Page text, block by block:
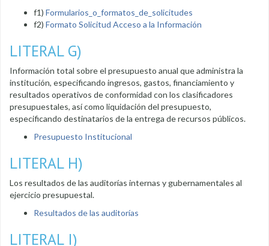
f1) Formularios_o_formatos_de_solicitudes
f2) Formato Solicitud Acceso a la Información
LITERAL G)
Información total sobre el presupuesto anual que administra la
institución, especificando ingresos, gastos, financiamiento y
resultados operativos de conformidad con los clasificadores
presupuestales, así como liquidación del presupuesto,
especificando destinatarios de la entrega de recursos públicos.
Presupuesto Institucional
LITERAL H)
Los resultados de las auditorías internas y gubernamentales al
ejercicio presupuestal.
Resultados de las auditorías
LITERAL I)